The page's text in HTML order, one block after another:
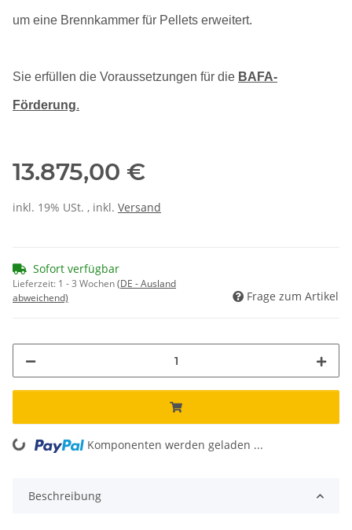
um eine Brennkammer für Pellets erweitert.
Sie erfüllen die Voraussetzungen für die BAFA-
Förderung.
13.875,00 €
inkl. 19% USt. , inkl. Versand
Sofort verfügbar
Lieferzeit: 1 - 3 Wochen(DE - Ausland
abweichend)
Frage zum Artikel
Komponenten werden geladen ...
Beschreibung